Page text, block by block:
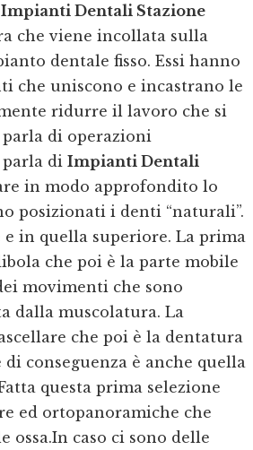
Impianti Dentali Stazione
che viene incollata sulla
dentale fisso. Essi hanno
che uniscono e incastrano le
ridurre il lavoro che si
di operazioni
di Impianti Dentali
in modo approfondito lo
posizionati i denti “naturali”.
in quella superiore. La prima
che poi è la parte mobile
movimenti che sono
dalla muscolatura. La
che poi è la dentatura
conseguenza è anche quella
questa prima selezione
ed ortopanoramiche che
ossa.In caso ci sono delle